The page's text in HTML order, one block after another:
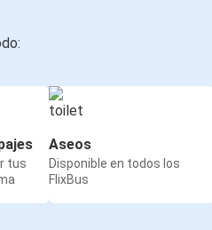
tus
Aseos
Disponible en todos los
FlixBus